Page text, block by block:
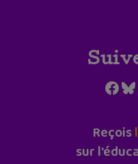
Reçois
sur